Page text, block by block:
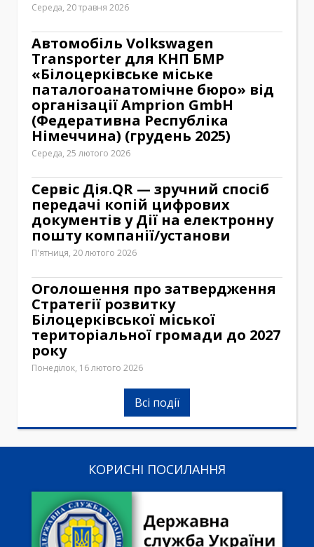
Середа, 20 травня 2026
Автомобіль Volkswagen
Transporter для КНП БМР
«Білоцерківське міське
паталогоанатомічне бюро» від
організації Amprion GmbH
(Федеративна Республіка
Німеччина) (грудень 2025)
Середа, 25 лютого 2026
Сервіс Дія.QR — зручний спосіб
передачі копій цифрових
документів у Дії на електронну
пошту компанії/установи
П'ятниця, 20 лютого 2026
Оголошення про затвердження
Стратегії розвитку
Білоцерківської міської
територіальної громади до 2027
року
Понеділок, 16 лютого 2026
Всі події
КОРИСНІ ПОСИЛАННЯ